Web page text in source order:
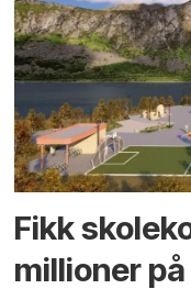
Fikk
millioner på